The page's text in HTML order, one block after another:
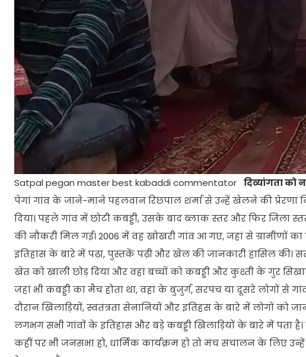
Satpal pegan master best kabaddi commentator दिव्यांगता को
पेगां गांव के जाने-माने पहलवान रिछपाल शर्मा से उन्हें खेलने की
दिया। पहले गांव में छोटी कबड्डी, उसके बाद ब्लाक स्तर और फिर जिला
की नौकरी मिल गई। 2006 में वह खोखरी गांव आ गए, जहां से ग्रामीणों
इतिहास के बारे में पढ़ा, पुस्तकें पढ़ी और खेल की जानकारी हासिल की।
खेत को खाली छोड़ दिया और वहां बच्चों को कबड्डी और कुश्ती के गुर
जहां भी कबड्डी का मैच होता था, वहां के बुजुर्ग, सरपंच या दूसरे लोगों से
दौरान खिलाड़ियों, स्वतंत्रता सेनानियों और इतिहस के बारे में लोगों को
लगभग सभी गांवाें के इतिहास और बड़े कबड्डी खिलाड़ियों के बारे में पता
कहीं पर भी जनसभा हो, धार्मिक कार्यक्रम हो तो मंच संचालन के लिए